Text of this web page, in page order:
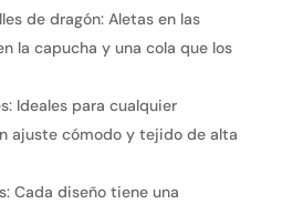
de dragón: Aletas en las
la capucha y una cola que los
Ideales para cualquier
ajuste cómodo y tejido de alta
Cada diseño tiene una